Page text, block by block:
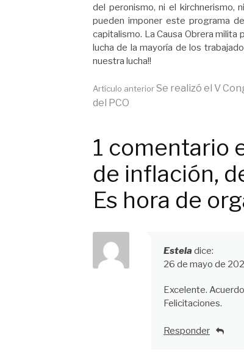
del peronismo, ni el kirchnerismo,
pueden imponer este programa
capitalismo. La Causa Obrera milita
lucha de la mayoría de los
nuestra lucha!!
Seguir
leyendo
Artículo anteriorSe realizó el V
del PCO
1 comentario
de inflación,
Es hora de
Estela dice:
26 de mayo de
Excelente.
Felicitaciones.
Responder